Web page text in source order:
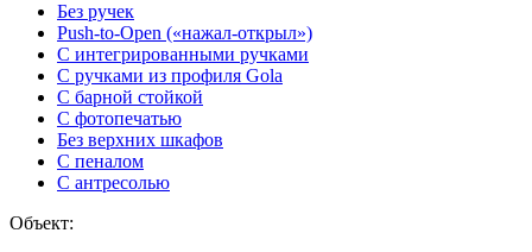
Без ручек
Push-to-Open («нажал-открыл»)
С интегрированными ручками
С ручками из профиля Gola
С барной стойкой
С фотопечатью
Без верхних шкафов
С пеналом
С антресолью
Объект: